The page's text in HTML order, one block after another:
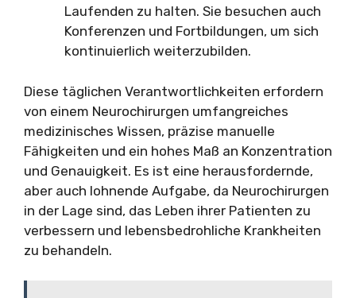
Laufenden zu halten. Sie besuchen auch
Konferenzen und Fortbildungen, um sich
kontinuierlich weiterzubilden.
Diese täglichen Verantwortlichkeiten erfordern
von einem Neurochirurgen umfangreiches
medizinisches Wissen, präzise manuelle
Fähigkeiten und ein hohes Maß an Konzentration
und Genauigkeit. Es ist eine herausfordernde,
aber auch lohnende Aufgabe, da Neurochirurgen
in der Lage sind, das Leben ihrer Patienten zu
verbessern und lebensbedrohliche Krankheiten
zu behandeln.